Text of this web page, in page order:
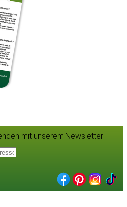
mit unserem Newsletter: